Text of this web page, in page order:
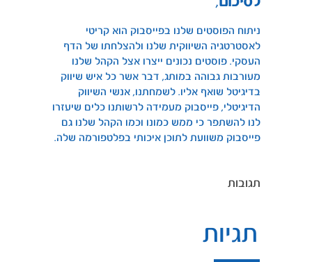
ניתוח הפוסטים שלנו בפייסבוק הוא קריטי
לאסטרטגיה השיווקית שלנו ולהצלחתו של הדף
העסקי. פוסטים נכונים ייצרו אצל הקהל שלנו
מעורבות גבוהה במותג, דבר אשר כל איש שיווק
בדיגיטל שואף אליו. לשמחתנו, אנשי השיווק
הדיגיטלי, פייסבוק מעמידה לרשותנו כלים שיעזרו
לנו להשתפר כי ממש כמונו וכמו הקהל שלנו גם
פייסבוק משוועת לתוכן איכותי בפלטפורמה שלה.
תגובות
תגיות